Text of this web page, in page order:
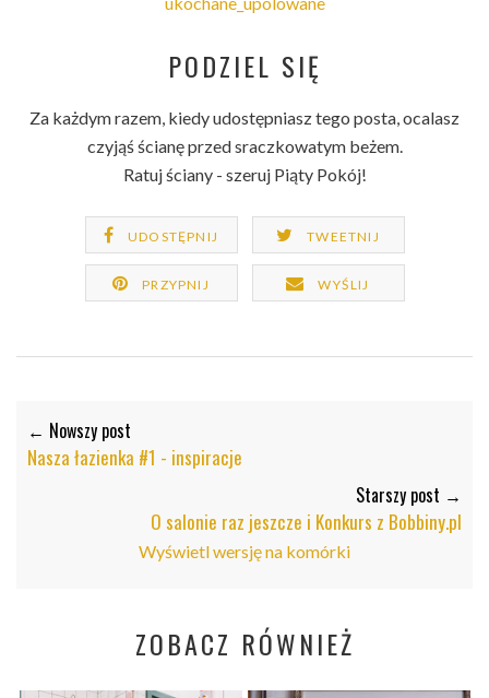
PODZIEL SIĘ
Za każdym razem, kiedy udostępniasz tego posta, ocalasz
czyjąś ścianę przed sraczkowatym beżem.
Ratuj ściany - szeruj Piąty Pokój!
UDOSTĘPNIJ TWEETNIJ
PRZYPNIJ WYŚLIJ
← Nowszy post
Nasza łazienka #1 - inspiracje
Starszy post →
O salonie raz jeszcze i Konkurs z Bobbiny.pl
Wyświetl wersję na komórki
ZOBACZ RÓWNIEŻ